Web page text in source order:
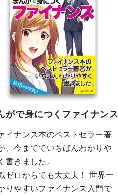
がで身につくファイナンス
イナンス本のベストセラー著
、今まででいちばんわかりや
書きました。
ゼロからでも大丈夫！ 世界一
りやすいファイナンス入門で